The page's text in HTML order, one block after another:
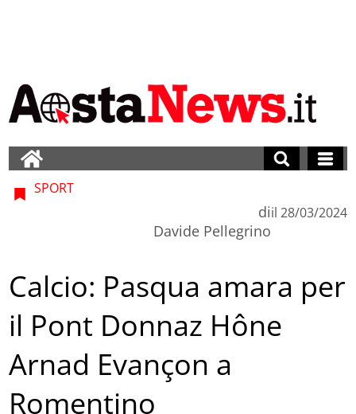
SPORT
di
Davide Pellegrino
il 28/03/2024
Calcio: Pasqua amara per
il Pont Donnaz Hône
Arnad Evançon a
Romentino